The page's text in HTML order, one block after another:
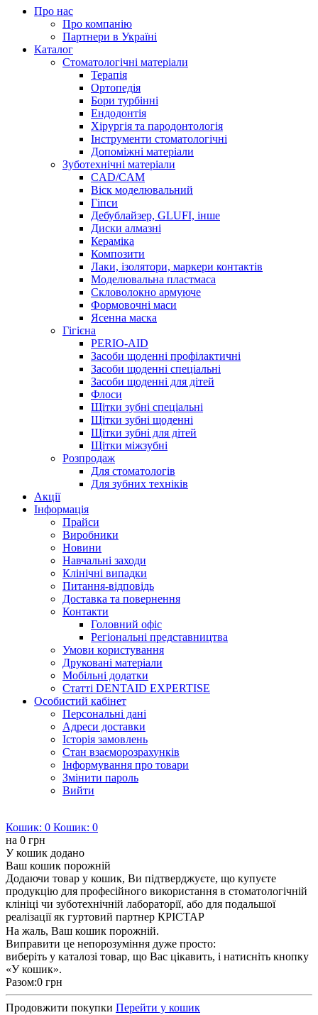
Про нас
Про компанію
Партнери в Україні
Каталог
Стоматологічні матеріали
Терапія
Ортопедія
Бори турбінні
Ендодонтія
Хірургія та пародонтологія
Інструменти стоматологічні
Допоміжні матеріали
Зуботехнічні матеріали
CAD/CAM
Віск моделювальний
Гіпси
Дебублайзер, GLUFI, інше
Диски алмазні
Кераміка
Композити
Лаки, ізолятори, маркери контактів
Моделювальна пластмаса
Скловолокно армуюче
Формовочні маси
Ясенна маска
Гігієна
PERIO-AID
Засоби щоденні профілактичні
Засоби щоденні спеціальні
Засоби щоденні для дітей
Флоси
Щітки зубні спеціальні
Щітки зубні щоденні
Щітки зубні для дітей
Щітки міжзубні
Розпродаж
Для стоматологів
Для зубних техніків
Акції
Інформація
Прайси
Виробники
Новини
Навчальні заходи
Клінічні випадки
Питання-відповідь
Доставка та повернення
Контакти
Головний офіс
Регіональні представництва
Умови користування
Друковані матеріали
Мобільні додатки
Статті DENTAID EXPERTISE
Особистий кабінет
Персональні дані
Адреси доставки
Історія замовлень
Стан взаєморозрахунків
Інформування про товари
Змінити пароль
Вийти
Кошик: 0 Кошик: 0
на 0 грн
У кошик додано
Ваш кошик порожній
Додаючи товар у кошик, Ви підтверджуєте, що купуєте
продукцію для професійного використання в стоматологічній
клініці чи зуботехнічній лабораторії, або для подальшої
реалізації як гуртовий партнер КРІСТАР
На жаль, Ваш кошик порожній.
Виправити це непорозуміння дуже просто:
виберіть у каталозі товар, що Вас цікавить, і натисніть кнопку
«У кошик».
Разом:0 грн
Продовжити покупки Перейти у кошик